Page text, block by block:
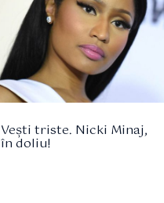
Vești triste. Nicki Minaj,
în doliu!